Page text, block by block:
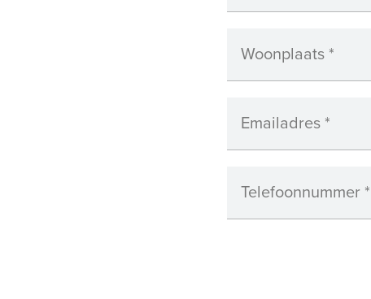
Woonplaats *
Emailadres *
Telefoonnummer *